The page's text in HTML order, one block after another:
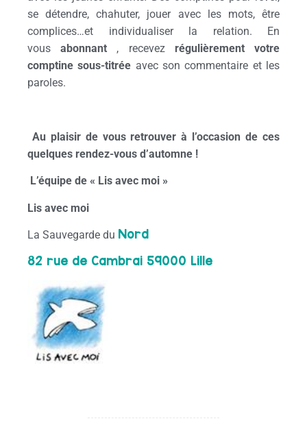
se détendre, chahuter, jouer avec les mots, être
complices…et individualiser la relation. En
vousabonnant , recevez régulièrement votre
comptine sous-titrée avec son commentaire et les
paroles.
Au plaisir de vous retrouver à l’occasion de ces
quelques rendez-vous d’automne !
L’équipe de « Lis avec moi »
Lis avec moi
La Sauvegarde du Nord
82 rue de Cambrai 59000 Lille